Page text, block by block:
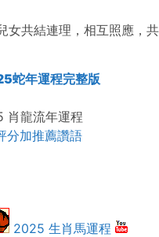
共結連理，相互照應，共
蛇年運程完整版
肖龍流年運程
分加推薦讚語
2025 生肖馬運程